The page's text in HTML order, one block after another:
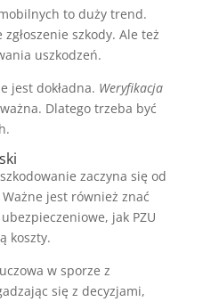
to duży trend.
szkody. Ale też
uszkodzeń.
jest dokładna. Weryfikacja
Dlatego trzeba być
zaczyna się od
jest również znać
jak PZU
koszty.
w sporze z
się z decyzjami,